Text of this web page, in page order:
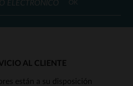
OK
AL CLIENTE
están a su disposición